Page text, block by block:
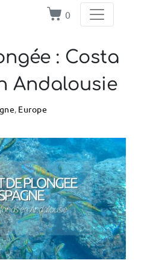
0
: Costa
Andalousie
, Europe